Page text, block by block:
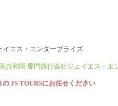
イエス・エンタープライズ
JS TOURSにお任せください